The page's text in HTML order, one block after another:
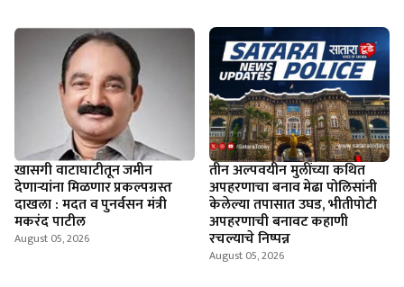
खासगी वाटाघाटीतून जमीन
देणाऱ्यांना मिळणार प्रकल्पग्रस्त
दाखला : मदत व पुनर्वसन मंत्री
मकरंद पाटील
August 05, 2026
तीन अल्पवयीन मुलींच्या कथित
अपहरणाचा बनाव मेढा पोलिसांनी
केलेल्या तपासात उघड, भीतीपोटी
अपहरणाची बनावट कहाणी
रचल्याचे निष्पन्न
August 05, 2026